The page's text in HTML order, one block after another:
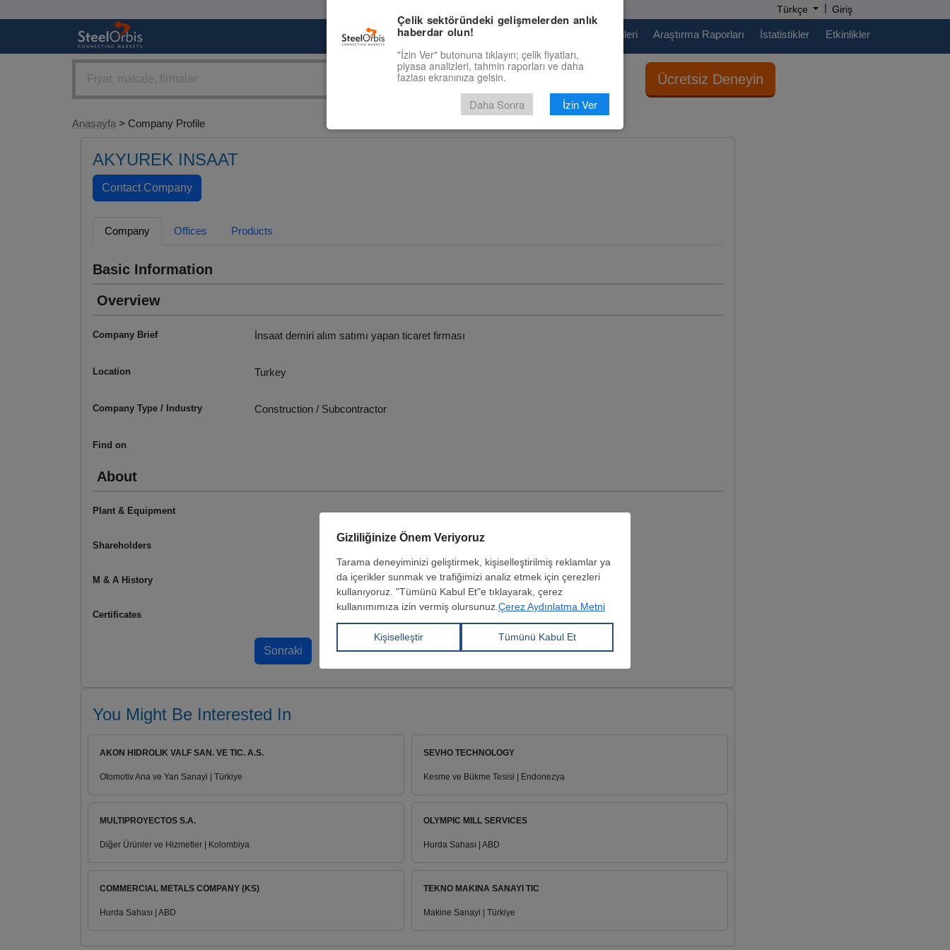
Türkçe | Giriş
Pazaryeri Fiyat Tahminleri Araştırma Raporları İstatistikler Etkinlikler
Ücretsiz Deneyin
Anasayfa > Company Profile
AKYUREK INSAAT
Company Offices Products
Basic Information
Overview
Company Brief İnsaat demiri alım satımı yapan ticaret firması
Location Turkey
Company Type / Industry Construction / Subcontractor
Find on
About
Plant & Equipment
Shareholders
M & A History
Certificates
You Might Be Interested In
AKON HIDROLIK VALF SAN. VE TIC. A.S.
Otomotiv Ana ve Yan Sanayi | Türkiye
SEVHO TECHNOLOGY
Kesme ve Bükme Tesisi | Endonezya
MULTIPROYECTOS S.A.
Diğer Ürünler ve Hizmetler | Kolombiya
OLYMPIC MILL SERVICES
Hurda Sahası | ABD
COMMERCIAL METALS COMPANY (KS)
Hurda Sahası | ABD
TEKNO MAKINA SANAYI TIC
Makine Sanayi | Türkiye
Çelik sektöründeki gelişmelerden anlık
haberdar olun!
"İzin Ver" butonuna tıklayın; çelik fiyatları,
piyasa analizleri, tahmin raporları ve daha
fazlası ekranınıza gelsin.
Daha Sonra İzin Ver